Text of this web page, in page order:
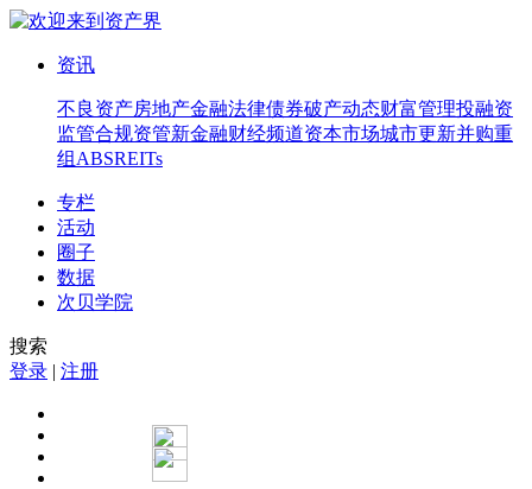
资讯
不良资产房地产金融法律债券破产动态财富管理投融资
监管合规资管新金融财经频道资本市场城市更新并购重
组 ABSREITs
专栏
活动
圈子
数据
次贝学院
搜索
登录 | 注册